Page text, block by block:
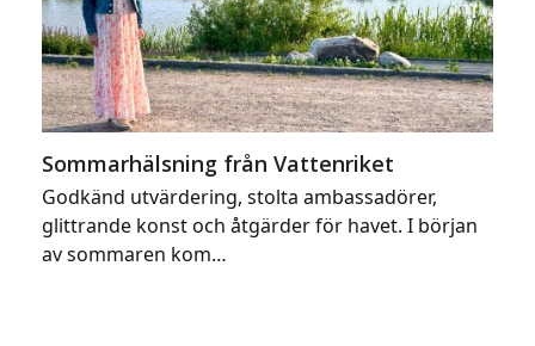
Sommarhälsning från Vattenriket
Godkänd utvärdering, stolta ambassadörer,
glittrande konst och åtgärder för havet. I början
av sommaren kom…